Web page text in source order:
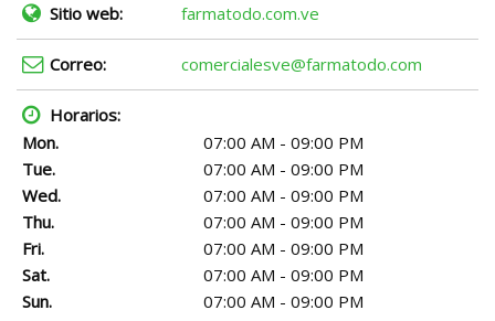
Sitio web: farmatodo.com.ve
Correo: comercialesve@farmatodo.com
Horarios:
Mon.
07:00 AM - 09:00 PM
Tue.
07:00 AM - 09:00 PM
Wed.
07:00 AM - 09:00 PM
Thu.
07:00 AM - 09:00 PM
Fri.
07:00 AM - 09:00 PM
Sat.
07:00 AM - 09:00 PM
Sun.
07:00 AM - 09:00 PM